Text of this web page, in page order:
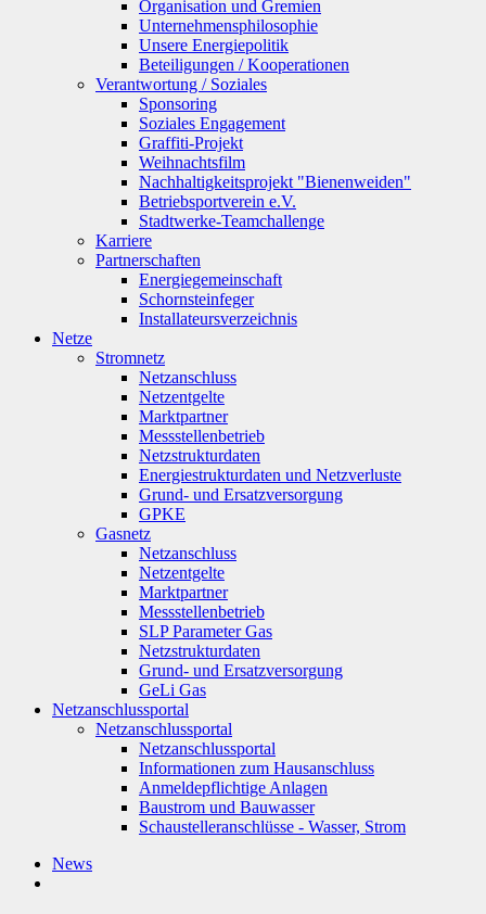
Organisation und Gremien
Unternehmensphilosophie
Unsere Energiepolitik
Beteiligungen / Kooperationen
Verantwortung / Soziales
Sponsoring
Soziales Engagement
Graffiti-Projekt
Weihnachtsfilm
Nachhaltigkeitsprojekt "Bienenweiden"
Betriebsportverein e.V.
Stadtwerke-Teamchallenge
Karriere
Partnerschaften
Energiegemeinschaft
Schornsteinfeger
Installateursverzeichnis
Netze
Stromnetz
Netzanschluss
Netzentgelte
Marktpartner
Messstellenbetrieb
Netzstrukturdaten
Energiestrukturdaten und Netzverluste
Grund- und Ersatzversorgung
GPKE
Gasnetz
Netzanschluss
Netzentgelte
Marktpartner
Messstellenbetrieb
SLP Parameter Gas
Netzstrukturdaten
Grund- und Ersatzversorgung
GeLi Gas
Netzanschlussportal
Netzanschlussportal
Netzanschlussportal
Informationen zum Hausanschluss
Anmeldepflichtige Anlagen
Baustrom und Bauwasser
Schaustelleranschlüsse - Wasser, Strom
News